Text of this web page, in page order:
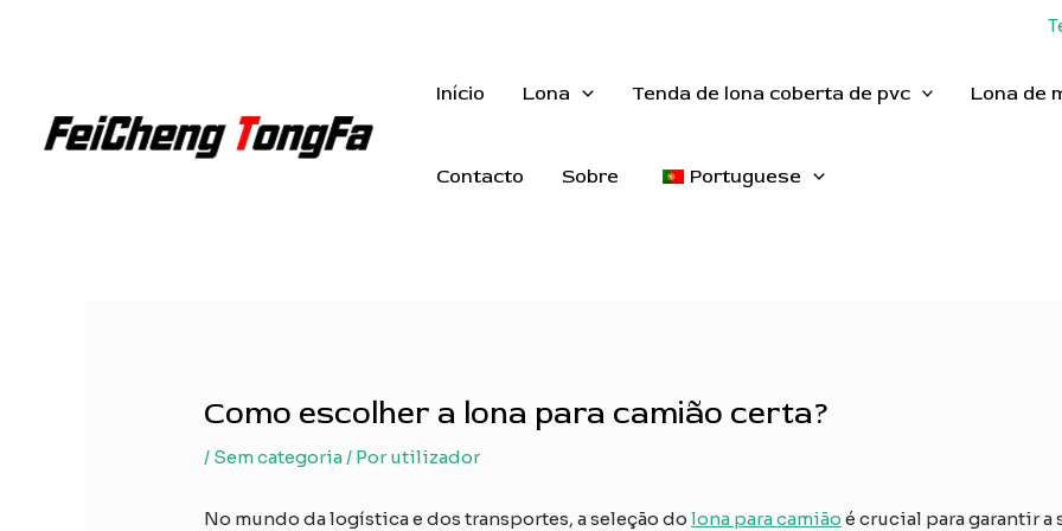
Início Lona Tenda de lona coberta de pvc Lona de
Contacto Sobre Portuguese
Como escolher a lona para camião certa?
/ Sem categoria/ Porutilizador
No mundo da logística e dos transportes, a seleção dolona para camião é crucial para garantir a